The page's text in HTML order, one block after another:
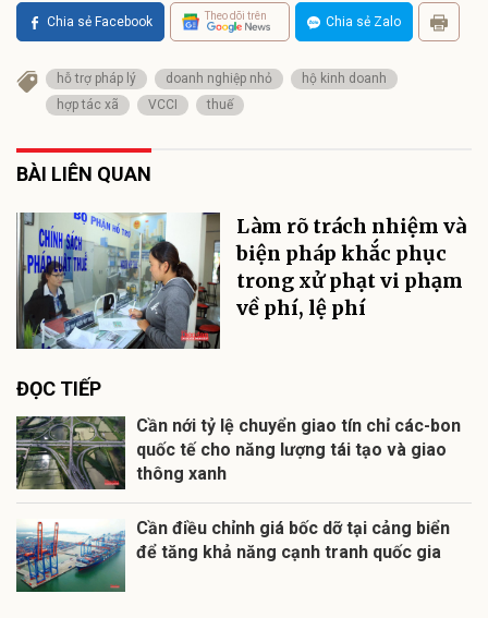
Chia sẻ Facebook Theo dõi trên Chia sẻ Zalo
hỗ trợ pháp lý doanh nghiệp nhỏ
hộ kinh doanh
hợp tác xã
VCCI thuế
BÀI LIÊN QUAN
Làm rõ trách nhiệm và
biện pháp khắc phục
trong xử phạt vi phạm
về phí, lệ phí
ĐỌC TIẾP
Cần nới tỷ lệ chuyển giao tín chỉ các-bon
quốc tế cho năng lượng tái tạo và giao
thông xanh
Cần điều chỉnh giá bốc dỡ tại cảng biển
để tăng khả năng cạnh tranh quốc gia